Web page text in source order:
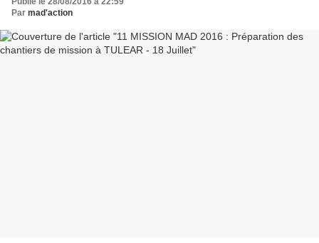
Par mad'action